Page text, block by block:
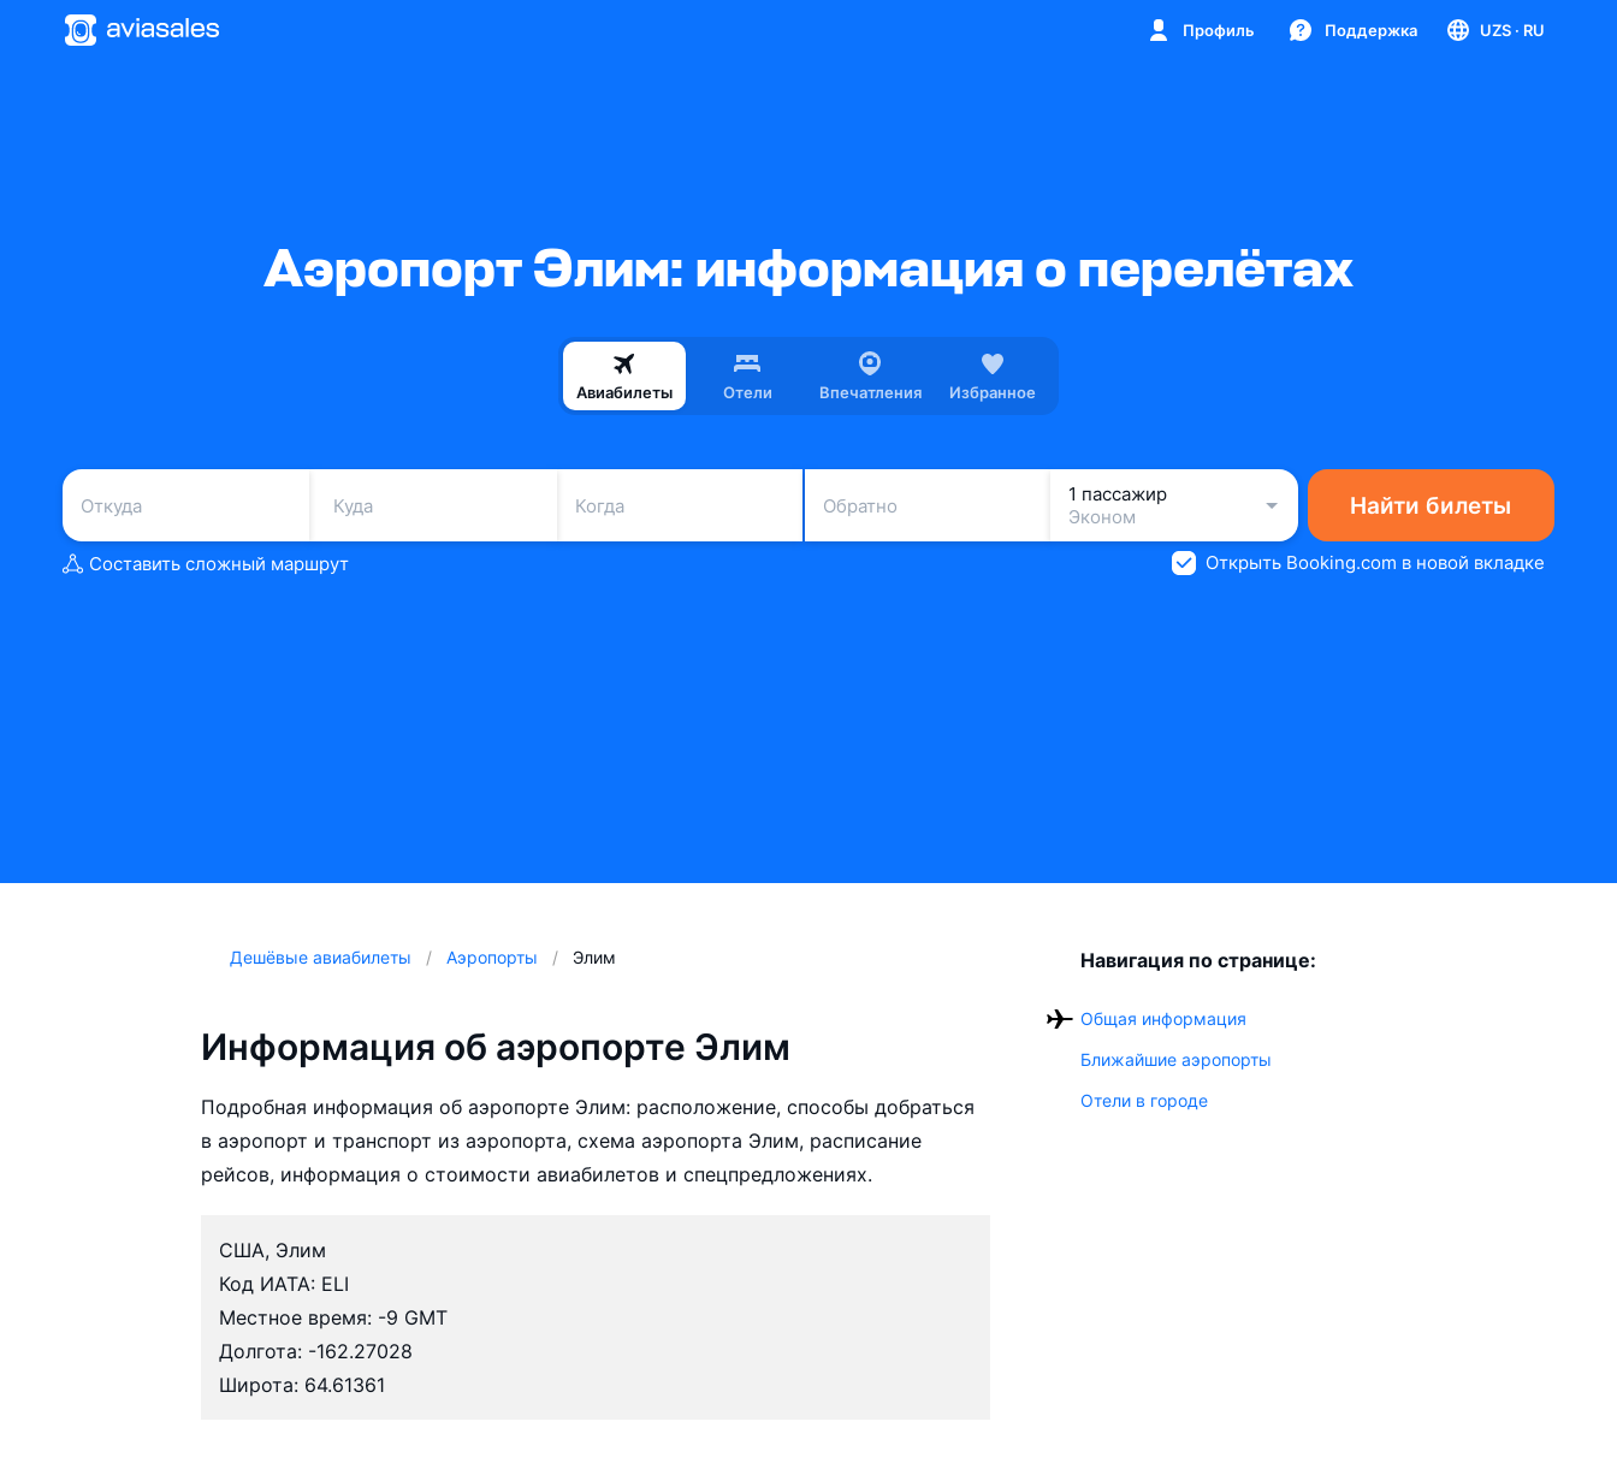
Профиль Поддержка UZS · RU
Аэропорт Элим: информация о перелётах
Авиабилеты Отели Впечатления Избранное
Когда Обратно
1 пассажир
Эконом
Найти билеты
Составить сложный маршрут Открыть Booking.com в новой вкладке
Дешёвые авиабилеты Аэропорты Элим
Информация об аэропорте Элим
Подробная информация об аэропорте Элим: расположение, способы добраться
в аэропорт и транспорт из аэропорта, схема аэропорта Элим, расписание
рейсов, информация о стоимости авиабилетов и спецпредложениях.
США, Элим
Код ИАТА: ELI
Местное время: -9 GMT
Долгота: -162.27028
Широта: 64.61361
Навигация по странице:
Общая информация
Ближайшие аэропорты
Отели в городе